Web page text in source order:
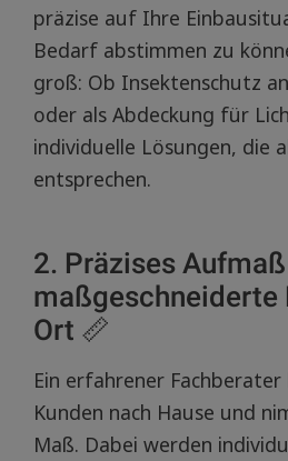
präzise auf Ihre
Bedarf abstimmen zu
groß: Ob Insektenschutz
oder als Abdeckung für
individuelle Lösungen, die
entsprechen.
2. Präzises
maßgeschneiderte
Ort 📏
Ein erfahrener
Kunden nach Hause und
Maß. Dabei werden